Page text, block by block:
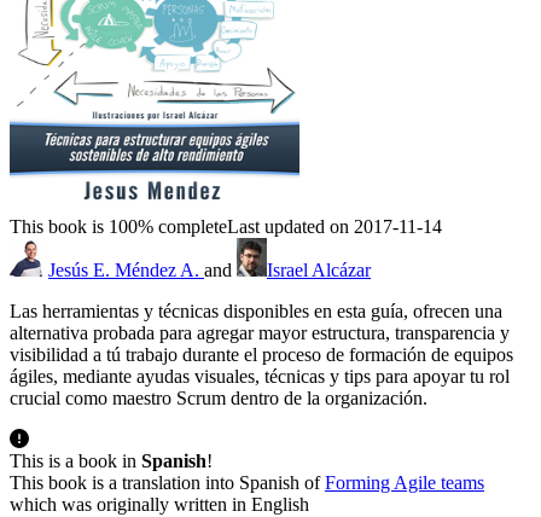
This book is 100% completeLast updated on 2017-11-14
Jesús E. Méndez A. and
Israel Alcázar
Las herramientas y técnicas disponibles en esta guía, ofrecen una
alternativa probada para agregar mayor estructura, transparencia y
visibilidad a tú trabajo durante el proceso de formación de equipos
ágiles, mediante ayudas visuales, técnicas y tips para apoyar tu rol
crucial como maestro Scrum dentro de la organización.
This is a book in Spanish!
This book is a translation into Spanish ofForming Agile teams
which was originally written in English